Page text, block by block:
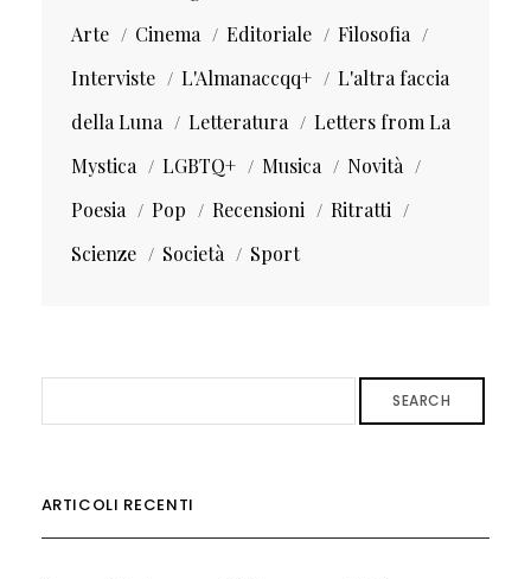
Arte
Cinema Editoriale
Filosofia
Interviste
L'Almanaccqq+
L'altra faccia
della Luna
Letteratura
Letters from La
Mystica
LGBTQ+ Musica
Novità
Poesia
Pop Recensioni
Ritratti
Scienze
Società Sport
SEARCH
ARTICOLI RECENTI